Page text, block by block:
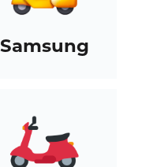
Samsung